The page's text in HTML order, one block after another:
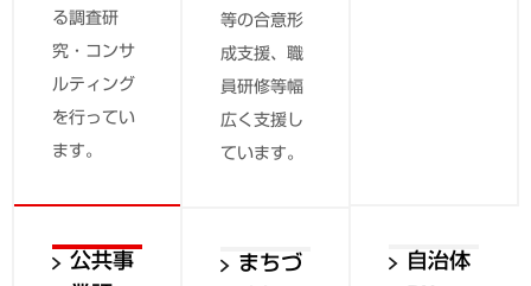
る調査研
究・コンサ
ルティング
を行ってい
ます。
滑な運用を
ご支援しま
す。
公共事
等の合意形
成支援、職
員研修等幅
広く支援し
ています。
自治体
まちづ